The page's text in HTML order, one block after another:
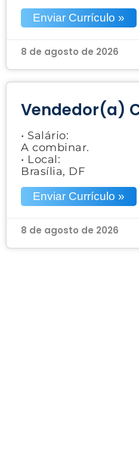
Enviar Currículo »
8 de agosto de 2026
Vendedor(a)
• Salário:
A combinar.
• Local:
Brasília, DF
Enviar Currículo »
8 de agosto de 2026